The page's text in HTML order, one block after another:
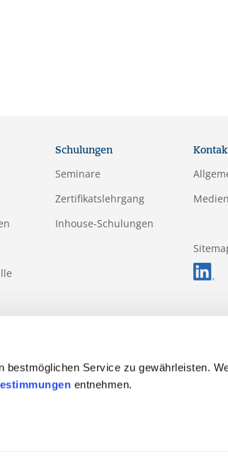
bestmöglichen Service zu gewährleisten.
entnehmen.
Schulungen
Seminare
Zertifikatslehrgang
Inhouse-Schulungen